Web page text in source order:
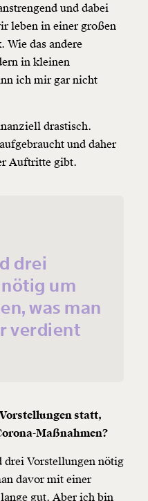
und dabei
leben in einer großen
Wie das andere
in kleinen
ich mir gar nicht
drastisch.
und daher
Auftritte gibt.
drei
um
was man
verdient
statt,
Maßnahmen?
drei Vorstellungen nötig
davor mit einer
gut. Aber ich bin